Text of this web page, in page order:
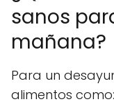
sanos
mañana?
Para un
alimentos como: